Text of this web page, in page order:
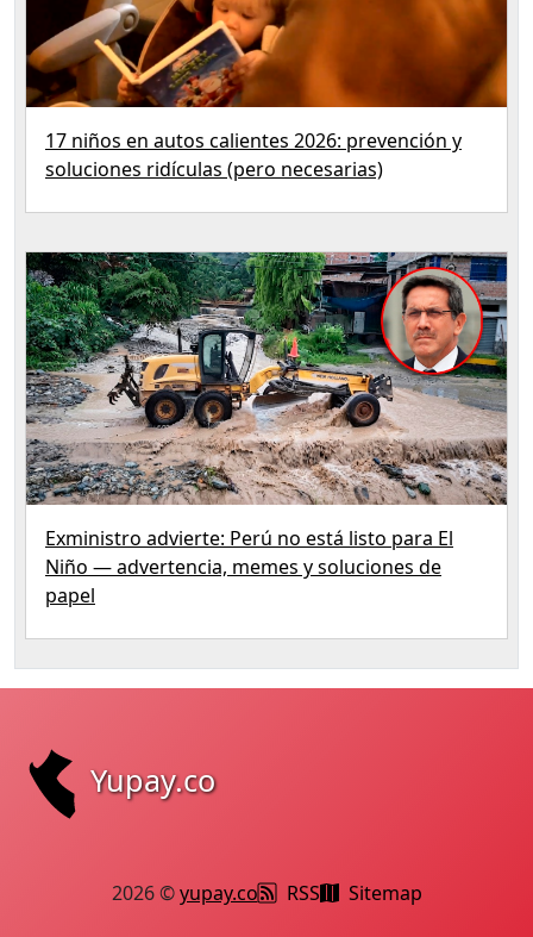
17 niños en autos calientes 2026: prevención y
soluciones ridículas (pero necesarias)
Exministro advierte: Perú no está listo para El
Niño — advertencia, memes y soluciones de
papel
Yupay.co
2026 ©yupay.co RSS Sitemap